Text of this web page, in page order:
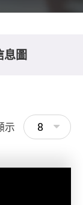
息圖
示 8